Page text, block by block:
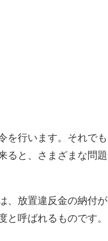
を行います。それでも
ると、さまざまな問題
、放置違反金の納付が
と呼ばれるものです。